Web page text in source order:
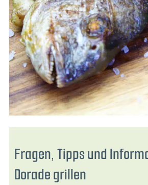
Fragen, Tipps und
Dorade grillen